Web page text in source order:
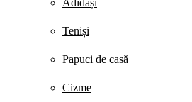
Adidași
Teniși
Papuci de casă
Cizme